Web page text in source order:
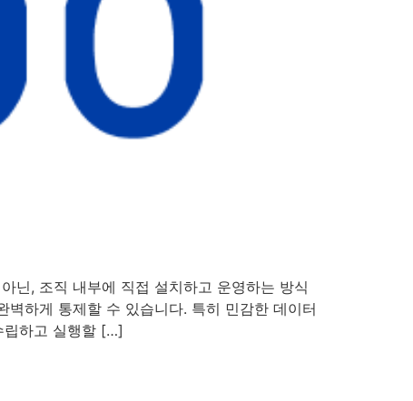
닌, 조직 내부에 직접 설치하고 운영하는 방식
하게 통제할 수 있습니다. 특히 민감한 데이터
립하고 실행할 […]